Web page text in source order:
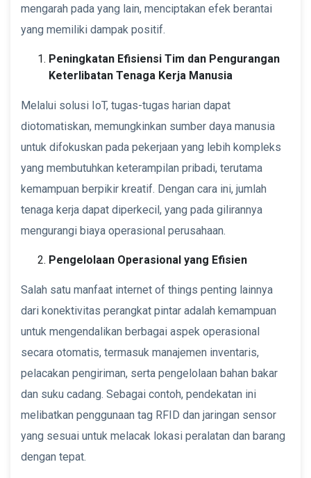
mengarah pada yang lain, menciptakan efek berantai
yang memiliki dampak positif.
Peningkatan Efisiensi Tim dan Pengurangan
Keterlibatan Tenaga Kerja Manusia
Melalui solusi IoT, tugas-tugas harian dapat
diotomatiskan, memungkinkan sumber daya manusia
untuk difokuskan pada pekerjaan yang lebih kompleks
yang membutuhkan keterampilan pribadi, terutama
kemampuan berpikir kreatif. Dengan cara ini, jumlah
tenaga kerja dapat diperkecil, yang pada gilirannya
mengurangi biaya operasional perusahaan.
Pengelolaan Operasional yang Efisien
Salah satu manfaat internet of things penting lainnya
dari konektivitas perangkat pintar adalah kemampuan
untuk mengendalikan berbagai aspek operasional
secara otomatis, termasuk manajemen inventaris,
pelacakan pengiriman, serta pengelolaan bahan bakar
dan suku cadang. Sebagai contoh, pendekatan ini
melibatkan penggunaan tag RFID dan jaringan sensor
yang sesuai untuk melacak lokasi peralatan dan barang
dengan tepat.